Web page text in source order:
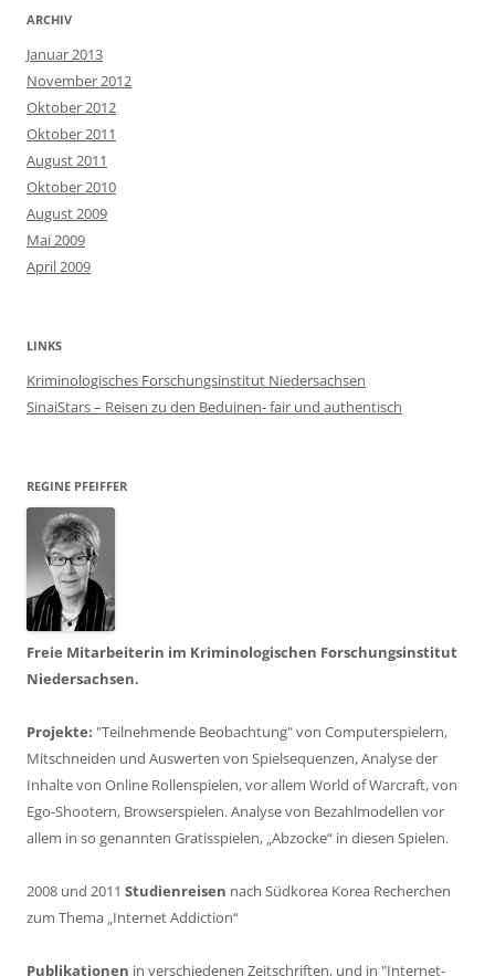
ARCHIV
Januar 2013
November 2012
Oktober 2012
Oktober 2011
August 2011
Oktober 2010
August 2009
Mai 2009
April 2009
LINKS
Kriminologisches Forschungsinstitut Niedersachsen
SinaiStars – Reisen zu den Beduinen- fair und authentisch
REGINE PFEIFFER
Freie Mitarbeiterin im Kriminologischen Forschungsinstitut
Niedersachsen.
Projekte: "Teilnehmende Beobachtung" von Computerspielern,
Mitschneiden und Auswerten von Spielsequenzen, Analyse der
Inhalte von Online Rollenspielen, vor allem World of Warcraft, von
Ego-Shootern, Browserspielen. Analyse von Bezahlmodellen vor
allem in so genannten Gratisspielen, „Abzocke“ in diesen Spielen.
2008 und 2011 Studienreisen nach Südkorea Korea Recherchen
zum Thema „Internet Addiction“
Publikationen in verschiedenen Zeitschriften, und in "Internet-